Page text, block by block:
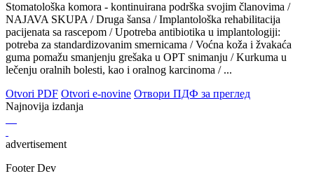
Stomatološka komora - kontinuirana podrška svojim članovima /
NAJAVA SKUPA / Druga šansa / Implantološka rehabilitacija
pacijenata sa rascepom / Upotreba antibiotika u implantologiji:
potreba za standardizovanim smernicama / Voćna koža i žvakaća
guma pomažu smanjenju grešaka u OPT snimanju / Kurkuma u
lečenju oralnih bolesti, kao i oralnog karcinoma / ...
Otvori PDF Otvori e-novine Отвори ПДФ за преглед
Najnovija izdanja
advertisement
Footer Dev